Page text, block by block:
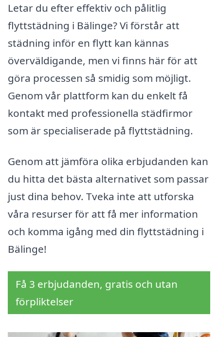
Letar du efter effektiv och pålitlig
flyttstädning i Bälinge? Vi förstår att
städning inför en flytt kan kännas
överväldigande, men vi finns här för att
göra processen så smidig som möjligt.
Genom vår plattform kan du enkelt få
kontakt med professionella städfirmor
som är specialiserade på flyttstädning.
Genom att jämföra olika erbjudanden kan
du hitta det bästa alternativet som passar
just dina behov. Tveka inte att utforska
våra resurser för att få mer information
och komma igång med din flyttstädning i
Bälinge!
Få 3 erbjudanden, gratis och utan
förpliktelser